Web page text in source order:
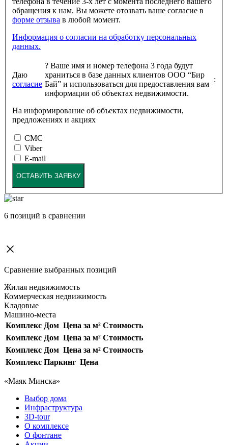
обращения к нам. Вы можете отозвать ваше согласие в
форме отзыва
в любой момент.
Информация о согласии на обработку персональных
данных.
Даю
согласие
? Ваше имя и номер телефона 3 года будут
храниться в базе данных клиентов ООО “Бир
Бай” и использоваться для предоставления вам
информации об объектах недвижимости.
:
На информирование об объектах недвижимости,
предложениях и акциях
СМС
Viber
E-mail
ОСТАВИТЬ ЗАЯВКУ
6 позиций в сравнении
Сравнение выбранных позиций
Жилая недвижимость
Коммерческая недвижимость
Кладовые
Машино-места
Комплекс Дом Цена за м² Стоимость
Комплекс Дом Цена за м² Стоимость
Комплекс Дом Цена за м² Стоимость
Комплекс Паркинг Цена
«Маяк Минска»
Выбор дома
Инфраструктура
3D-tour
О комплексе
О фонтане